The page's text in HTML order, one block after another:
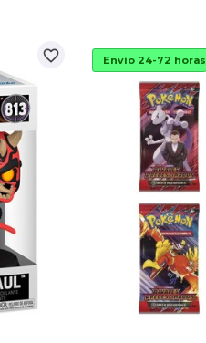
favorite_border Envío 24-72 horas